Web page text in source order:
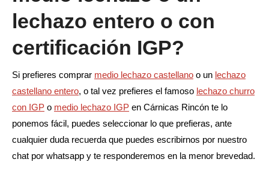
lechazo entero o con
certificación IGP?
Si prefieres comprar medio lechazo castellano o un lechazo
castellano entero, o tal vez prefieres el famoso lechazo churro
con IGP o medio lechazo IGP en Cárnicas Rincón te lo
ponemos fácil, puedes seleccionar lo que prefieras, ante
cualquier duda recuerda que puedes escribirnos por nuestro
chat por whatsapp y te responderemos en la menor brevedad.